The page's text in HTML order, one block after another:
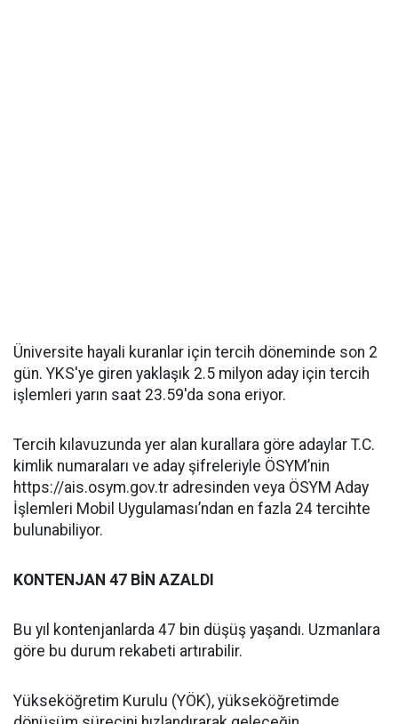
Üniversite hayali kuranlar için tercih döneminde son 2
gün. YKS'ye giren yaklaşık 2.5 milyon aday için tercih
işlemleri yarın saat 23.59'da sona eriyor.
Tercih kılavuzunda yer alan kurallara göre adaylar T.C.
kimlik numaraları ve aday şifreleriyle ÖSYM’nin
https://ais.osym.gov.tr adresinden veya ÖSYM Aday
İşlemleri Mobil Uygulaması’ndan en fazla 24 tercihte
bulunabiliyor.
KONTENJAN 47 BİN AZALDI
Bu yıl kontenjanlarda 47 bin düşüş yaşandı. Uzmanlara
göre bu durum rekabeti artırabilir.
Yükseköğretim Kurulu (YÖK), yükseköğretimde